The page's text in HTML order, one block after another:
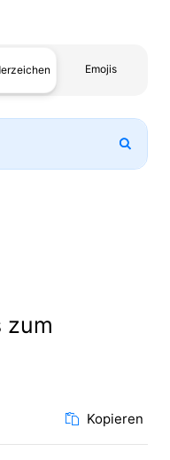
Emojis
zum
Kopieren